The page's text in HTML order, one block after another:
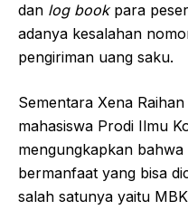
dan log bookpara
adanya kesalahan
pengiriman uang saku.
Sementara Xena
mahasiswa Prodi Ilmu
mengungkapkan
bermanfaat yang bisa
salah satunya yaitu